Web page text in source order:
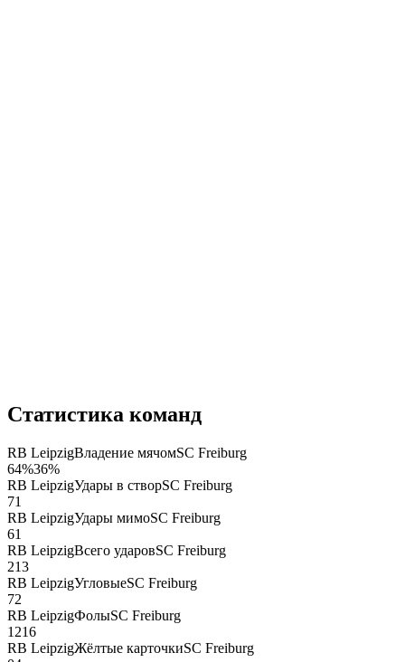
Статистика команд
RB LeipzigВладение мячомSC Freiburg
64%36%
RB LeipzigУдары в створSC Freiburg
71
RB LeipzigУдары мимоSC Freiburg
61
RB LeipzigВсего ударовSC Freiburg
213
RB LeipzigУгловыеSC Freiburg
72
RB LeipzigФолыSC Freiburg
1216
RB LeipzigЖёлтые карточкиSC Freiburg